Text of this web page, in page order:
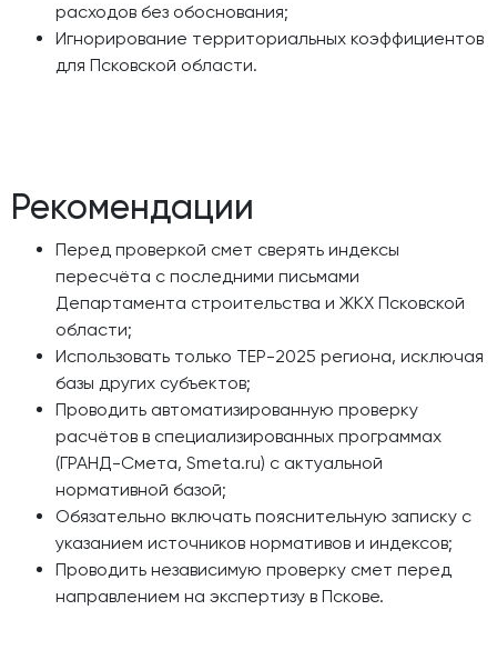
расходов без обоснования;
Игнорирование территориальных коэффициентов
для Псковской области.
Рекомендации
Перед проверкой смет сверять индексы
пересчёта с последними письмами
Департамента строительства и ЖКХ Псковской
области;
Использовать только ТЕР-2025 региона, исключая
базы других субъектов;
Проводить автоматизированную проверку
расчётов в специализированных программах
(ГРАНД-Смета, Smeta.ru) с актуальной
нормативной базой;
Обязательно включать пояснительную записку с
указанием источников нормативов и индексов;
Проводить независимую проверку смет перед
направлением на экспертизу в Пскове.